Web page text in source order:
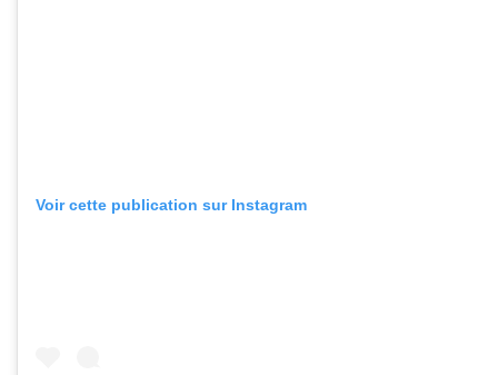
Voir cette publication sur Instagram